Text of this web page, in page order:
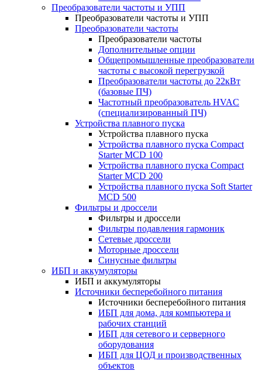
Преобразователи частоты и УПП
Преобразователи частоты и УПП
Преобразователи частоты
Преобразователи частоты
Дополнительные опции
Общепромышленные преобразователи
частоты с высокой перегрузкой
Преобразователи частоты до 22кВт
(базовые ПЧ)
Частотный преобразователь HVAC
(специализированный ПЧ)
Устройства плавного пуска
Устройства плавного пуска
Устройства плавного пуска Compact
Starter MCD 100
Устройства плавного пуска Compact
Starter MCD 200
Устройства плавного пуска Soft Starter
MCD 500
Фильтры и дроссели
Фильтры и дроссели
Фильтры подавления гармоник
Сетевые дроссели
Моторные дроссели
Синусные фильтры
ИБП и аккумуляторы
ИБП и аккумуляторы
Источники бесперебойного питания
Источники бесперебойного питания
ИБП для дома, для компьютера и
рабочих станций
ИБП для сетевого и серверного
оборудования
ИБП для ЦОД и производственных
объектов